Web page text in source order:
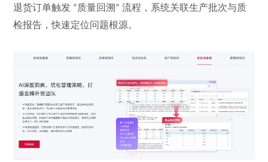
退货订单触发 “质量回溯”流程，系统关联生产批次与质
检报告，快速定位问题根源。